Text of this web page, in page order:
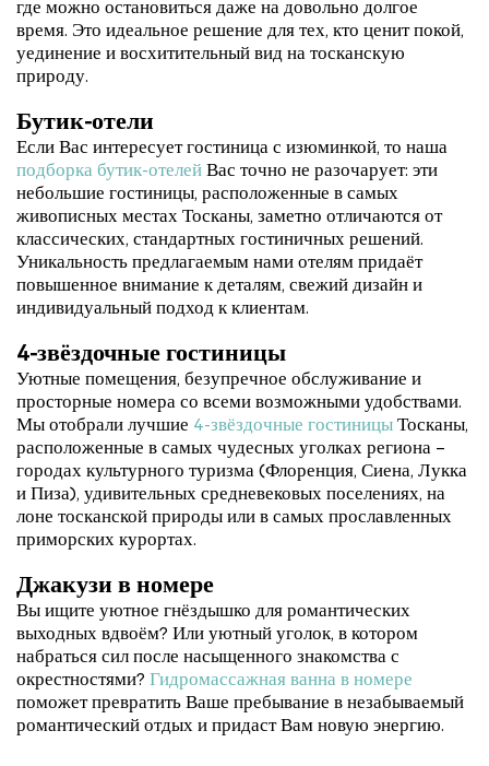
где можно остановиться даже на довольно долгое
время. Это идеальное решение для тех, кто ценит покой,
уединение и восхитительный вид на тосканскую
природу.
Бутик-отели
Если Вас интересует гостиница с изюминкой, то наша
подборка бутик-отелей Вас точно не разочарует: эти
небольшие гостиницы, расположенные в самых
живописных местах Тосканы, заметно отличаются от
классических, стандартных гостиничных решений.
Уникальность предлагаемым нами отелям придаёт
повышенное внимание к деталям, свежий дизайн и
индивидуальный подход к клиентам.
4-звёздочные гостиницы
Уютные помещения, безупречное обслуживание и
просторные номера со всеми возможными удобствами.
Мы отобрали лучшие 4-звёздочные гостиницы Тосканы,
расположенные в самых чудесных уголках региона –
городах культурного туризма (Флоренция, Сиена, Лукка
и Пиза), удивительных средневековых поселениях, на
лоне тосканской природы или в самых прославленных
приморских курортах.
Джакузи в номере
Вы ищите уютное гнёздышко для романтических
выходных вдвоём? Или уютный уголок, в котором
набраться сил после насыщенного знакомства с
окрестностями? Гидромассажная ванна в номере
поможет превратить Ваше пребывание в незабываемый
романтический отдых и придаст Вам новую энергию.